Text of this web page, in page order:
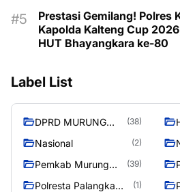
Prestasi Gemilang! Polres
Kapolda Kalteng Cup
HUT Bhayangkara ke-80
Label List
DPRD MURUNG
(38)
Nasional (2)
Pemkab Murung
(39)
Polresta Palangka
(1)